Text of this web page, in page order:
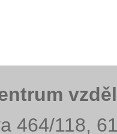
464/118,